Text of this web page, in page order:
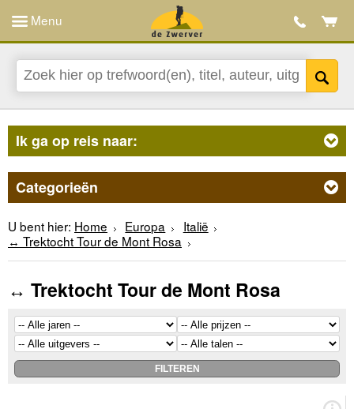
Menu
Ik ga op reis naar:
Categorieën
U bent hier: Home Europa
Italië
↔ Trektocht Tour de Mont Rosa
↔ Trektocht Tour de Mont Rosa